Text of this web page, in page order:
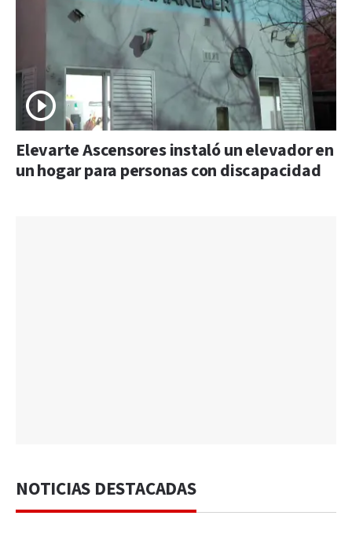
Elevarte Ascensores instaló un elevador en
un hogar para personas con discapacidad
NOTICIAS DESTACADAS